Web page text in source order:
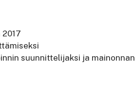
suunnittelijaksi ja mainonnan